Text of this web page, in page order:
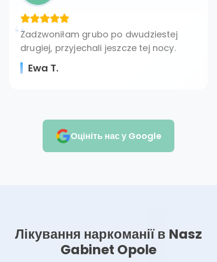
Zadzwoniłam grubo po dwudziestej
drugiej, przyjechali jeszcze tej nocy.
Ewa T.
Оцініть нас у Google
Лікування наркоманії в Nasz
Gabinet Opole